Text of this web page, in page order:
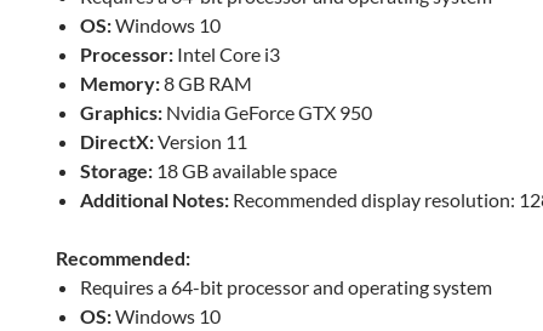
OS:Windows 10
Processor: Intel Core i3
Memory:8 GB RAM
Graphics: Nvidia GeForce GTX 950
DirectX:Version 11
Storage: 18 GB available space
Additional Notes: Recommended display resolution:
Recommended:
Requires a 64-bit processor and operating system
OS:Windows 10